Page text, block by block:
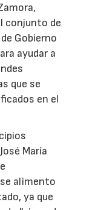
conjunto de
Gobierno
ayudar a
que se
en el
María
alimento
ya que